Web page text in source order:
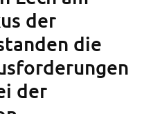
der
die
der